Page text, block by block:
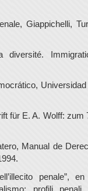
Giappichelli,
Universidad
für E. A. Wolff: zum
Manual de
penale”,